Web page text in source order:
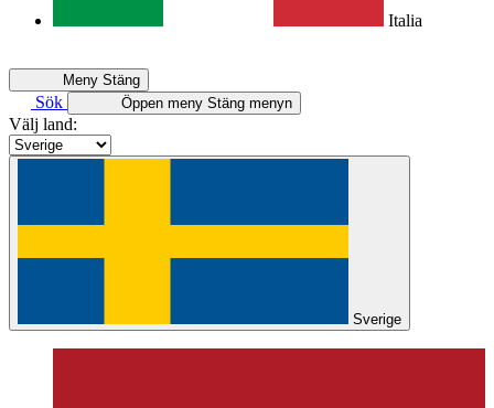
Italia
Meny Stäng
Sök Öppen meny Stäng menyn
Välj land:
Sverige